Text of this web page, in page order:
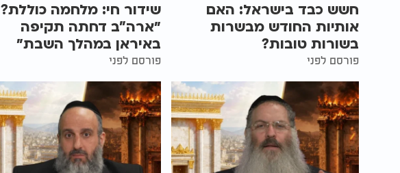
חשש כבד בישראל: האם
אותיות החודש מבשרות
בשורות טובות?
פורסם לפני
שידור חי: מלחמה כוללת?
״ארה"ב דחתה תקיפה
באיראן במהלך השבת״
פורסם לפני